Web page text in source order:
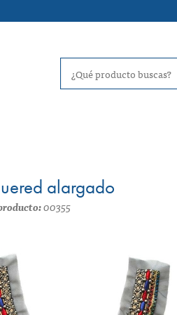
alargado
00355